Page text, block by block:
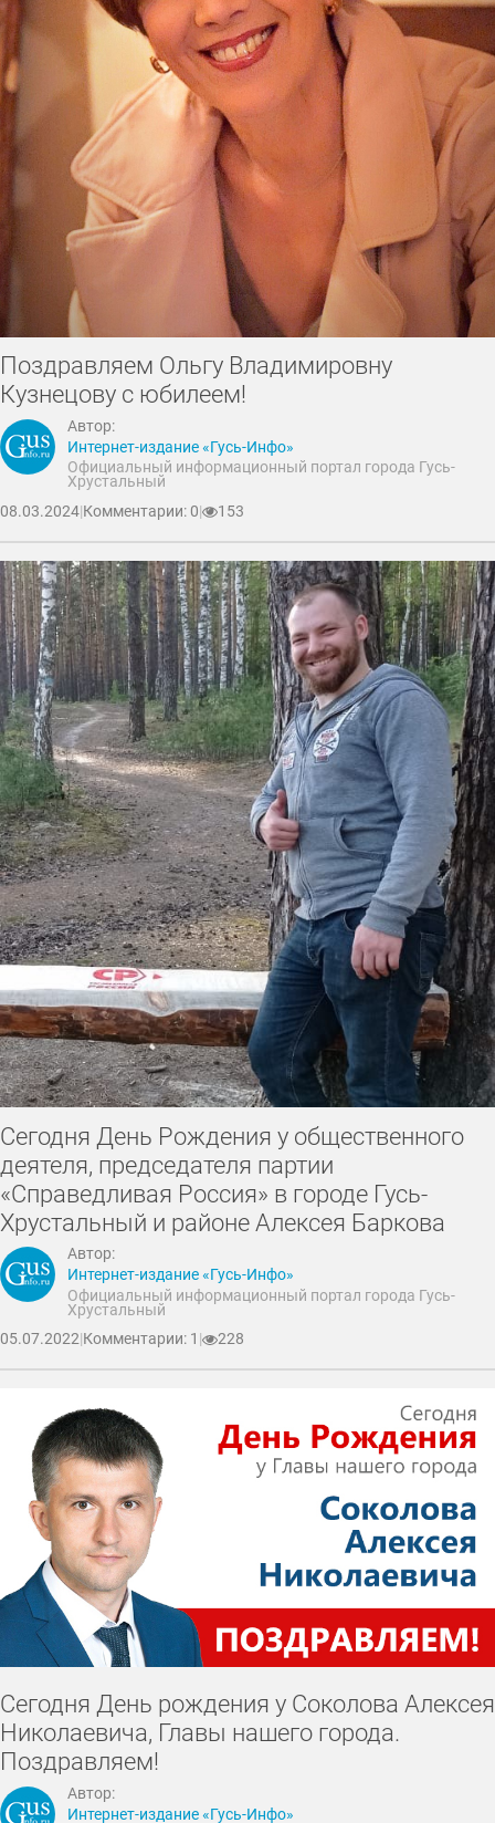
Поздравляем Ольгу Владимировну
Кузнецову с юбилеем!
Автор:
Интернет-издание «Гусь-Инфо»
Официальный информационный портал города Гусь-
Хрустальный
08.03.2024|Комментарии: 0| 153
Сегодня День Рождения у общественного
деятеля, председателя партии
«Справедливая Россия» в городе Гусь-
Хрустальный и районе Алексея Баркова
Автор:
Интернет-издание «Гусь-Инфо»
Официальный информационный портал города Гусь-
Хрустальный
05.07.2022|Комментарии: 1 | 228
Сегодня День рождения у Соколова Алексея
Николаевича, Главы нашего города.
Поздравляем!
Автор:
Интернет-издание «Гусь-Инфо»